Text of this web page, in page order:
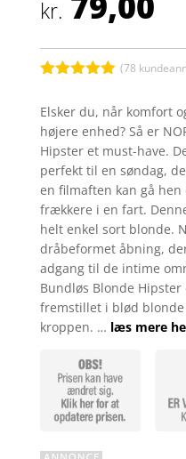
kr.
ud af 5
baseret på
kundebedøm
melser
(78
Elsker du, når komfort
højere enhed? Så er
Hipster et must-have.
perfekt til en søndag,
en filmaften kan gå
frækkere i en fart.
helt enkel sort blonde.
dråbeformet åbning,
adgang til de intime
Bundløs Blonde
fremstillet i blød
kroppen. … læs mere